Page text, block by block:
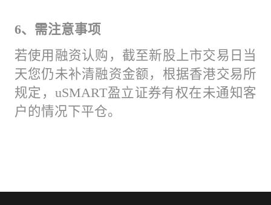
6、需注意事项
若使用融资认购，截至新股上市交易日当
天您仍未补清融资金额，根据香港交易所
规定，uSMART盈立证券有权在未通知客
户的情况下平仓。